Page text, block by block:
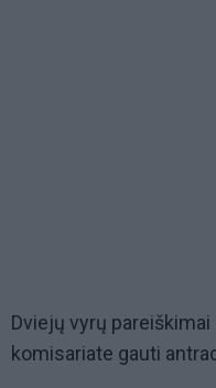
Dviejų vyrų
komisariate gauti